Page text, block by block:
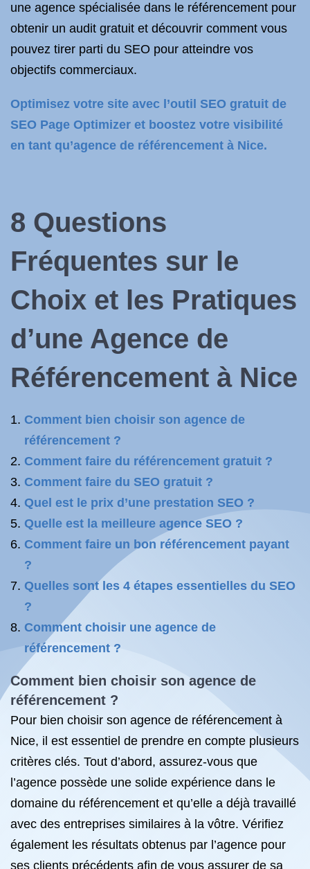
une agence spécialisée dans le référencement pour
obtenir un audit gratuit et découvrir comment vous
pouvez tirer parti du SEO pour atteindre vos
objectifs commerciaux.
Optimisez votre site avec l’outil SEO gratuit de
SEO Page Optimizer et boostez votre visibilité
en tant qu’agence de référencement à Nice.
8 Questions
Fréquentes sur le
Choix et les Pratiques
d’une Agence de
Référencement à Nice
Comment bien choisir son agence de
référencement ?
Comment faire du référencement gratuit ?
Comment faire du SEO gratuit ?
Quel est le prix d’une prestation SEO ?
Quelle est la meilleure agence SEO ?
Comment faire un bon référencement payant
?
Quelles sont les 4 étapes essentielles du SEO
?
Comment choisir une agence de
référencement ?
Comment bien choisir son agence de
référencement ?
Pour bien choisir son agence de référencement à
Nice, il est essentiel de prendre en compte plusieurs
critères clés. Tout d’abord, assurez-vous que
l’agence possède une solide expérience dans le
domaine du référencement et qu’elle a déjà travaillé
avec des entreprises similaires à la vôtre. Vérifiez
également les résultats obtenus par l’agence pour
ses clients précédents afin de vous assurer de sa